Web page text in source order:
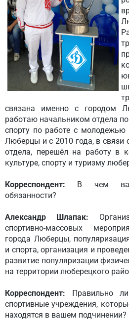
связана именно с городом
работаю начальником отдела
спорту по работе с молодежью
Люберцы и с 2010 года, в связи
отдела, перешёл на работу в
культуре, спорту и туризму
Корреспондент: В чем ваши
обязанности?
Александр Шлапак:
спортивно-массовых
города Люберцы,
и спорта, организация и
развитие популяризации
на территории люберецкого
Корреспондент: Правильно
спортивные учреждения,
находятся в вашем подчинении?